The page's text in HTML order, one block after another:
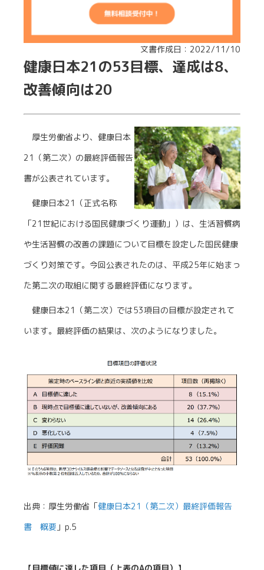
文書作成日：2022/11/10
健康日本21の53目標、達成は8、
改善傾向は20
厚生労働省より、健康日本
21（第二次）の最終評価報告
書が公表されています。
健康日本21（正式名称
「21世紀における国民健康づくり運動」）は、生活習慣病
や生活習慣の改善の課題について目標を設定した国民健康
づくり対策です。今回公表されたのは、平成25年に始まっ
た第二次の取組に関する最終評価になります。
健康日本21（第二次）では53項目の目標が設定されて
います。最終評価の結果は、次のようになりました。
出典：厚生労働省「健康日本21（第二次）最終評価報告
書 概要 」p.5
【目標値に達した項目（上表のAの項目）】